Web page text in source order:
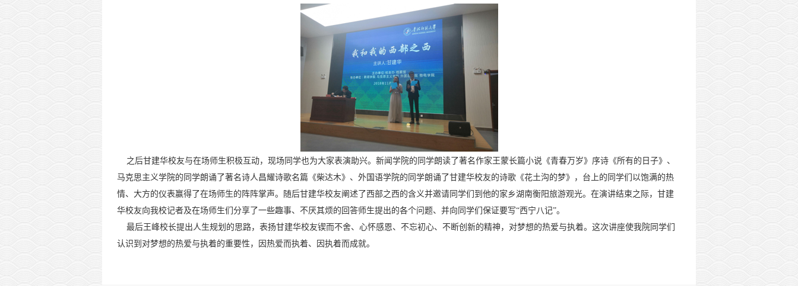
之后甘建华校友与在场师生积极互动，现场同学也为大家表演助兴。新闻学院的同学朗读了著名作家王蒙长篇小说《青春万岁》序诗《所有的日子》、
马克思主义学院的同学朗诵了著名诗人昌耀诗歌名篇《柴达木》、外国语学院的同学朗诵了甘建华校友的诗歌《花土沟的梦》，台上的同学们以饱满的热
情、大方的仪表赢得了在场师生的阵阵掌声。随后甘建华校友阐述了西部之西的含义并邀请同学们到他的家乡湖南衡阳旅游观光。在演讲结束之际，甘建
华校友向我校记者及在场师生们分享了一些趣事、不厌其烦的回答师生提出的各个问题、并向同学们保证要写“西宁八记”。
最后王峰校长提出人生规划的思路，表扬甘建华校友锲而不舍、心怀感恩、不忘初心、不断创新的精神，对梦想的热爱与执着。这次讲座使我院同学们
认识到对梦想的热爱与执着的重要性，因热爱而执着、因执着而成就。